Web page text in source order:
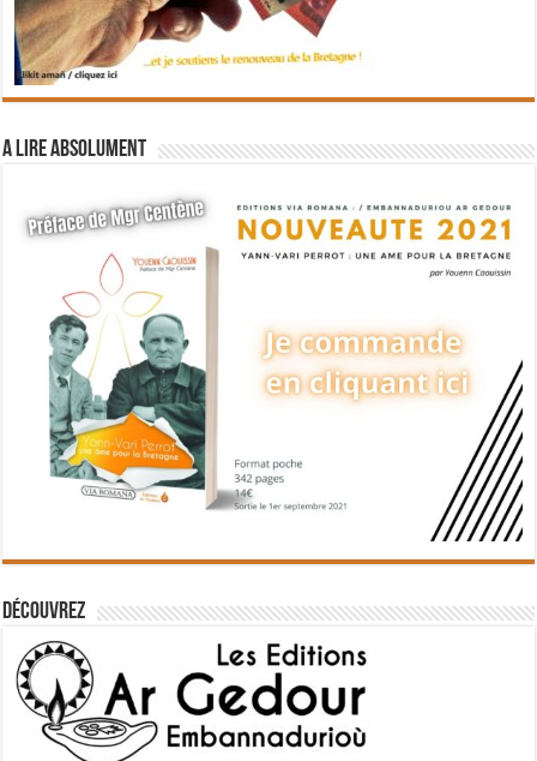
A lire absolument
Découvrez